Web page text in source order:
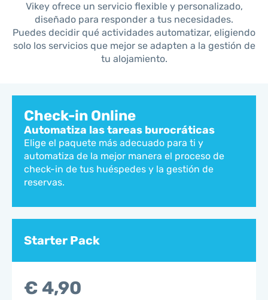
Vikey ofrece un servicio flexible y personalizado,
diseñado para responder a tus necesidades.
Puedes decidir qué actividades automatizar, eligiendo
solo los servicios que mejor se adapten a la gestión de
tu alojamiento.
Check-in Online
Automatiza las tareas burocráticas
Elige el paquete más adecuado para ti y
automatiza de la mejor manera el proceso de
check-in de tus huéspedes y la gestión de
reservas.
Starter Pack
€ 4,90